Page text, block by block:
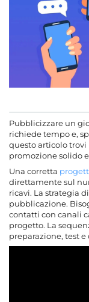
Pubblicità
Emulatori
Gonfiaggio
Traffico non
Serve aiuto per
Pubblicizzare un
richiede tempo e,
questo articolo trovi
promozione solido
Una corretta
direttamente sul
ricavi. La strategia
pubblicazione.
contatti con canali
progetto. La
preparazione, test